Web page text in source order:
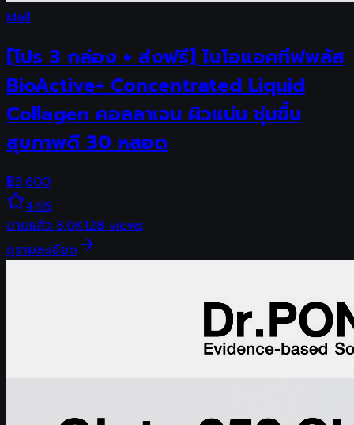
Mall
[โปร 3 กล่อง + ส่งฟรี] ไบโอแอคทีฟพลัส
BioActive+ Concentrated Liquid
Collagen คอลลาเจน ผิวแน่น ชุ่มขื้น
สุขภาพดี 30 หลอด
฿3,600
4.95
ขายแล้ว8.0K128views
ดูรายละเอียด